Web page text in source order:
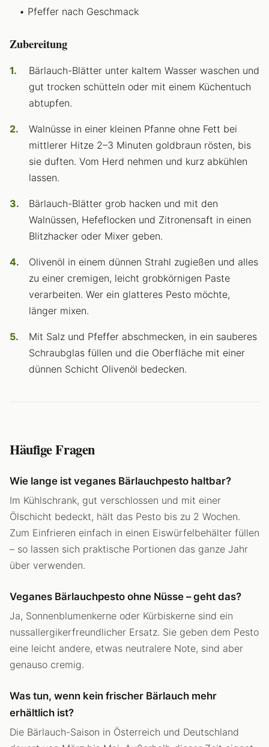
Pfeffer nach Geschmack
Zubereitung
Bärlauch-Blätter unter kaltem Wasser waschen und
gut trocken schütteln oder mit einem Küchentuch
abtupfen.
Walnüsse in einer kleinen Pfanne ohne Fett bei
mittlerer Hitze 2–3 Minuten goldbraun rösten, bis
sie duften. Vom Herd nehmen und kurz abkühlen
lassen.
Bärlauch-Blätter grob hacken und mit den
Walnüssen, Hefeflocken und Zitronensaft in einen
Blitzhacker oder Mixer geben.
Olivenöl in einem dünnen Strahl zugießen und alles
zu einer cremigen, leicht grobkörnigen Paste
verarbeiten. Wer ein glatteres Pesto möchte,
länger mixen.
Mit Salz und Pfeffer abschmecken, in ein sauberes
Schraubglas füllen und die Oberfläche mit einer
dünnen Schicht Olivenöl bedecken.
Häufige Fragen
Wie lange ist veganes Bärlauchpesto haltbar?
Im Kühlschrank, gut verschlossen und mit einer
Ölschicht bedeckt, hält das Pesto bis zu 2 Wochen.
Zum Einfrieren einfach in einen Eiswürfelbehälter füllen
– so lassen sich praktische Portionen das ganze Jahr
über verwenden.
Veganes Bärlauchpesto ohne Nüsse – geht das?
Ja, Sonnenblumenkerne oder Kürbiskerne sind ein
nussallergikerfreundlicher Ersatz. Sie geben dem Pesto
eine leicht andere, etwas neutralere Note, sind aber
genauso cremig.
Was tun, wenn kein frischer Bärlauch mehr
erhältlich ist?
Die Bärlauch-Saison in Österreich und Deutschland